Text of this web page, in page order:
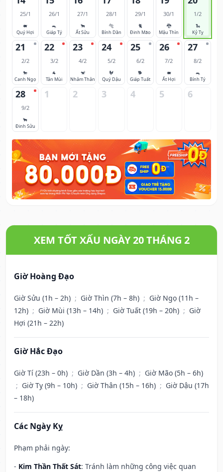
25/1
🐖
Quý Hợi
26/1
🐀
Giáp Tý
27/1
🐂
Ất Sửu
28/1
🐅
Bính Dần
29/1
🐈
Đinh Mão
30/1
🐉
Mậu Thìn
1/2
🐍
Kỷ Tỵ
21
2/2
🐎
Canh Ngọ
22
3/2
🐐
Tân Mùi
23
4/2
🐒
Nhâm Thân
24
5/2
🐓
Quý Dậu
25
6/2
🐕
Giáp Tuất
26
7/2
🐖
Ất Hợi
27
8/2
🐀
Bính Tý
28
9/2
🐂
Đinh Sửu
1 2 3 4 5 6
XEM TỐT XẤU NGÀY 20 THÁNG 2
Giờ Hoàng Đạo
Giờ Sửu (1h – 2h) ; Giờ Thìn (7h – 8h) ; Giờ Ngọ (11h –
12h) ; Giờ Mùi (13h – 14h) ; Giờ Tuất (19h – 20h) ; Giờ
Hợi (21h – 22h)
Giờ Hắc Đạo
Giờ Tí (23h – 0h) ; Giờ Dần (3h – 4h) ; Giờ Mão (5h – 6h)
; Giờ Tỵ (9h – 10h) ; Giờ Thân (15h – 16h) ; Giờ Dậu (17h
– 18h)
Các Ngày Kỵ
Phạm phải ngày:
- Kim Thần Thất Sát: Tránh làm những công việc quan